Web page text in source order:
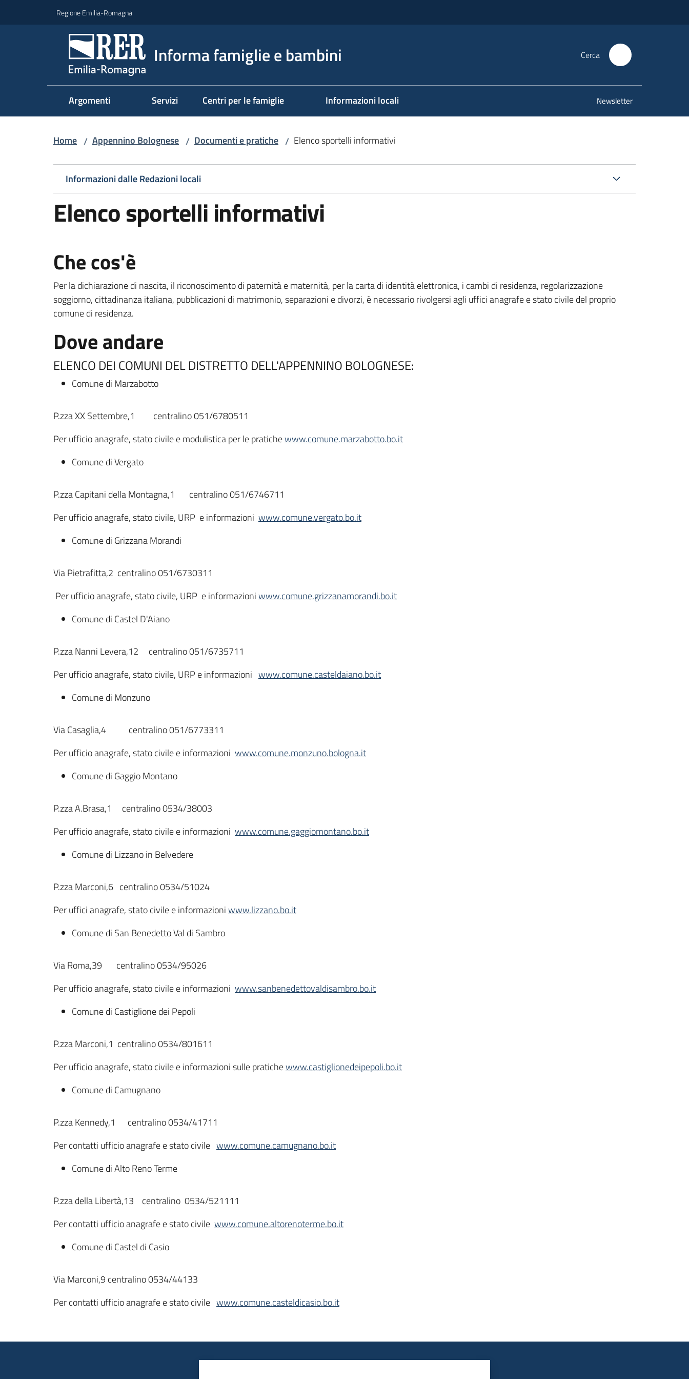
Regione Emilia-Romagna
Informa famiglie e bambini Cerca
Argomenti Servizi Centri per le famiglie Informazioni locali Newsletter
Home / Appennino Bolognese / Documenti e pratiche / Elenco sportelli informativi
Informazioni dalle Redazioni locali
Elenco sportelli informativi
Che cos'è
Per la dichiarazione di nascita, il riconoscimento di paternità e maternità, per la carta di identità elettronica, i cambi di residenza, regolarizzazione
soggiorno, cittadinanza italiana, pubblicazioni di matrimonio, separazioni e divorzi, è necessario rivolgersi agli uffici anagrafe e stato civile del proprio
comune di residenza.
Dove andare
ELENCO DEI COMUNI DEL DISTRETTO DELL'APPENNINO BOLOGNESE:
Comune di Marzabotto
P.zza XX Settembre,1 centralino 051/6780511
Per ufficio anagrafe, stato civile e modulistica per le pratichewww.comune.marzabotto.bo.it
Comune di Vergato
P.zza Capitani della Montagna,1 centralino 051/6746711
Per ufficio anagrafe, stato civile, URP e informazioni www.comune.vergato.bo.it
Comune di Grizzana Morandi
Via Pietrafitta,2 centralino 051/6730311
Per ufficio anagrafe, stato civile, URP e informazioniwww.comune.grizzanamorandi.bo.it
Comune di Castel D'Aiano
P.zza Nanni Levera,12 centralino 051/6735711
Per ufficio anagrafe, stato civile, URP e informazioni www.comune.casteldaiano.bo.it
Comune di Monzuno
Via Casaglia,4 centralino 051/6773311
Per ufficio anagrafe, stato civile e informazioni www.comune.monzuno.bologna.it
Comune di Gaggio Montano
P.zza A.Brasa,1 centralino 0534/38003
Per ufficio anagrafe, stato civile e informazioni www.comune.gaggiomontano.bo.it
Comune di Lizzano in Belvedere
P.zza Marconi,6 centralino 0534/51024
Per uffici anagrafe, stato civile e informazioniwww.lizzano.bo.it
Comune di San Benedetto Val di Sambro
Via Roma,39 centralino 0534/95026
Per ufficio anagrafe, stato civile e informazioni www.sanbenedettovaldisambro.bo.it
Comune di Castiglione dei Pepoli
P.zza Marconi,1 centralino 0534/801611
Per ufficio anagrafe, stato civile e informazioni sulle pratichewww.castiglionedeipepoli.bo.it
Comune di Camugnano
P.zza Kennedy,1 centralino 0534/41711
Per contatti ufficio anagrafe e stato civile www.comune.camugnano.bo.it
Comune di Alto Reno Terme
P.zza della Libertà,13 centralino 0534/521111
Per contatti ufficio anagrafe e stato civile www.comune.altorenoterme.bo.it
Comune di Castel di Casio
Via Marconi,9 centralino 0534/44133
Per contatti ufficio anagrafe e stato civile www.comune.casteldicasio.bo.it